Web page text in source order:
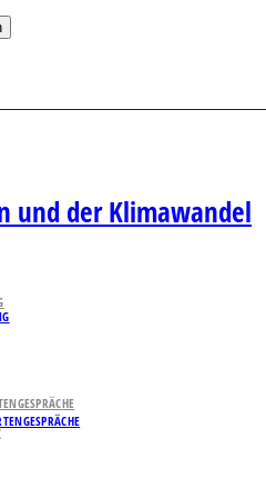
und der Klimawandel